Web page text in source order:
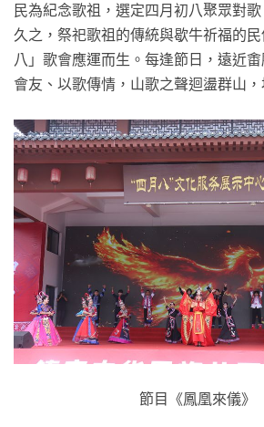
民為紀念歌祖，選定四月初八聚眾對
久之，祭祀歌祖的傳統與歇牛祈福的民
八」歌會應運而生。每逢節日，遠近
會友、以歌傳情，山歌之聲迴盪群山，
節目《鳳凰來儀》